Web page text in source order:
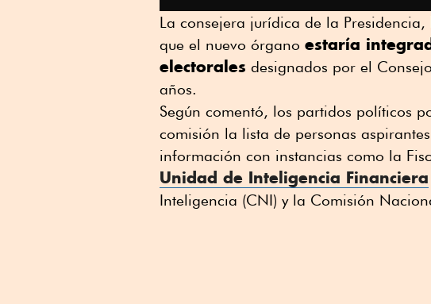
La consejera jurídica de la Presidencia,
que el nuevo órgano estaría
electorales designados por el
años.
Según comentó, los partidos políticos
comisión la lista de personas
información con instancias como la
Unidad de Inteligencia Financiera
Inteligencia (CNI) y la Comisión